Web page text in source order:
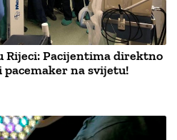
Rijeci: Pacijentima direktno
na svijetu!